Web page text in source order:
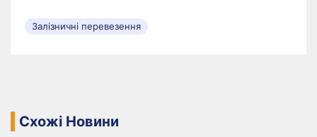
Залізничні перевезення
Схожі Новини